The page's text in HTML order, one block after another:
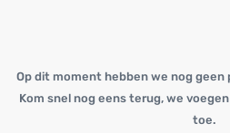
Op dit moment hebben we nog
Kom snel nog eens terug, we
toe.